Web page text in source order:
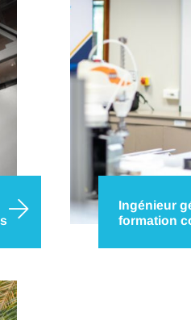
Ingénieur
formation